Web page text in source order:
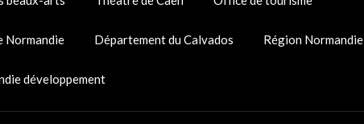
Normandie Département du Calvados Région Normandie
développement